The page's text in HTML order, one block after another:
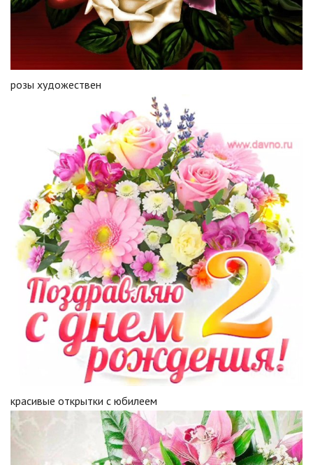
розы художествен
красивые открытки с юбилеем